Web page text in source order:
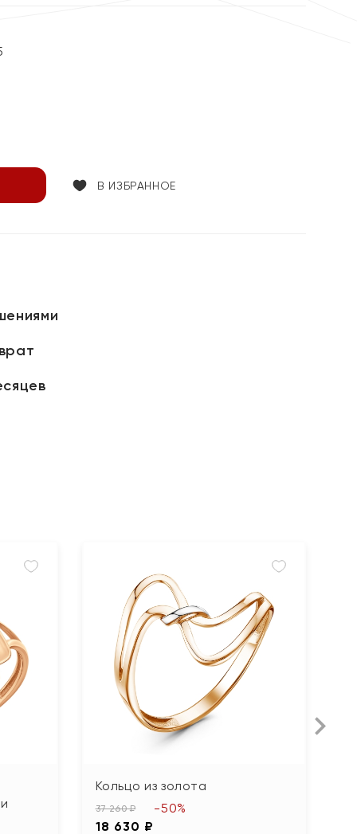
В ИЗБРАННОЕ
Кольцо из золота
37 260 ₽
18 630 ₽
-50%